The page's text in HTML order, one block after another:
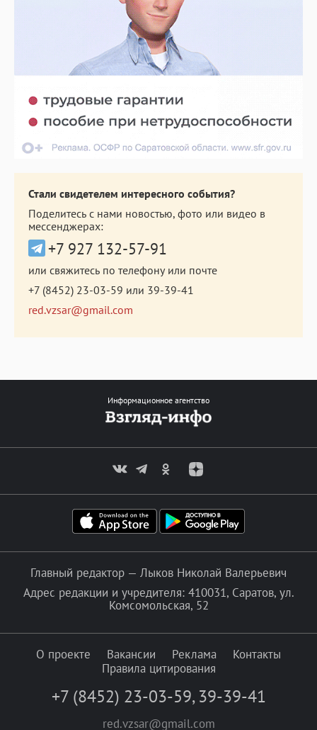
Стали свидетелем интересного события?
Поделитесь с нами новостью, фото или видео в
мессенджерах:
+7 927 132-57-91
или свяжитесь по телефону или почте
+7 (8452) 23-03-59 или 39-39-41
red.vzsar@gmail.com
Информационное агентство
Главный редактор — Лыков Николай Валерьевич
Адрес редакции и учредителя: 410031, Саратов, ул.
Комсомольская, 52
О проекте Вакансии Реклама
Контакты
Правила цитирования
+7 (8452) 23-03-59, 39-39-41
red.vzsar@gmail.com